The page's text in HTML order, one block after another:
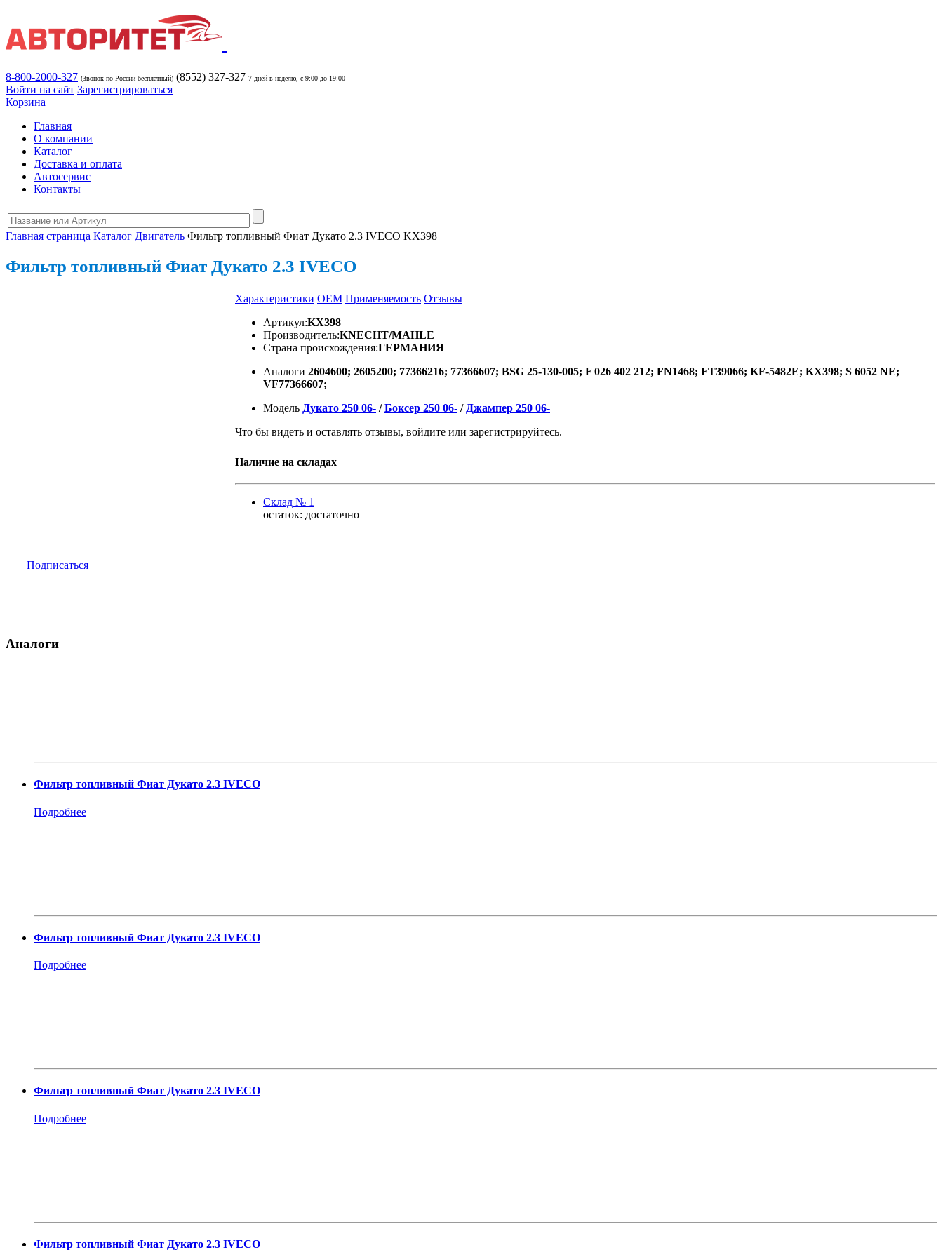
8-800-2000-327 (Звонок по России бесплатный) (8552) 327-327 7 дней в неделю, с 9:00 до 19:00
Войти на сайт Зарегистрироваться
Корзина
Главная
О компании
Каталог
Доставка и оплата
Автосервис
Контакты
Главная страница Каталог Двигатель Фильтр топливный Фиат Дукато 2.3 IVECO KX398
Фильтр топливный Фиат Дукато 2.3 IVECO
Характеристики OEM Применяемость Отзывы
Артикул:KX398
Производитель:KNECHT/MAHLE
Страна происхождения:ГЕРМАНИЯ
Аналоги 2604600; 2605200; 77366216; 77366607; BSG 25-130-005; F 026 402 212; FN1468; FT39066; KF-5482E; KX398; S 6052 NE;
VF77366607;
Модель Дукато 250 06- /Боксер 250 06- / Джампер 250 06-
Что бы видеть и оставлять отзывы, войдите или зарегистрируйтесь.
Наличие на складах
Cклад № 1
остаток: достаточно
Подписаться
Аналоги
Фильтр топливный Фиат Дукато 2.3 IVECO
Подробнее
Фильтр топливный Фиат Дукато 2.3 IVECO
Подробнее
Фильтр топливный Фиат Дукато 2.3 IVECO
Подробнее
Фильтр топливный Фиат Дукато 2.3 IVECO